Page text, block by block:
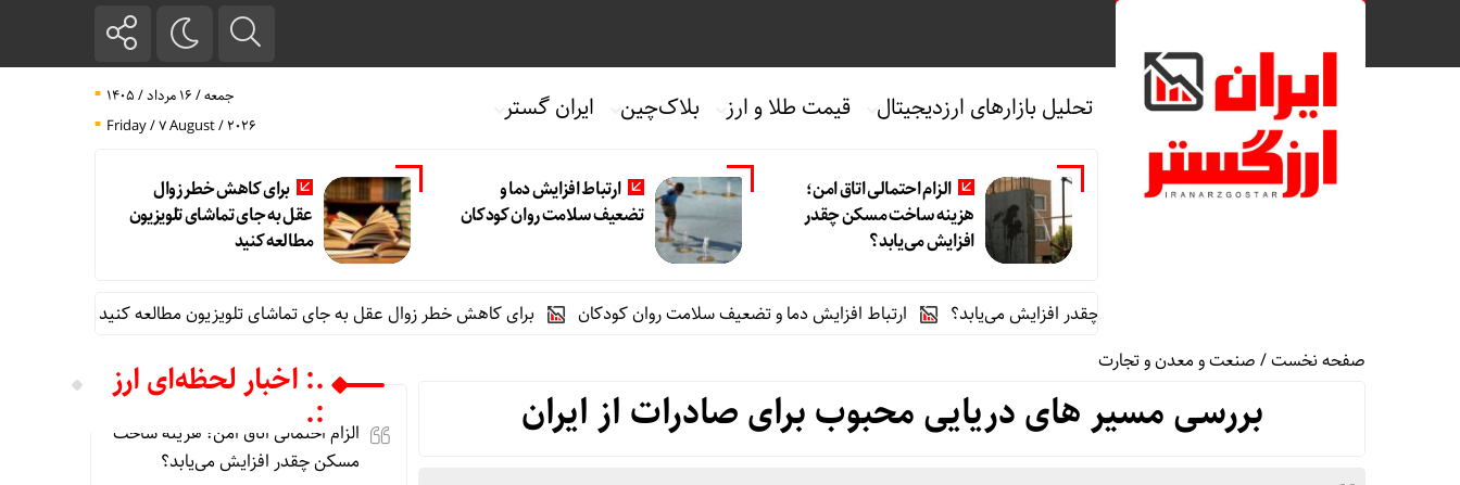
تحلیل بازارهای ارزدیجیتال قیمت طلا و ارز بلاک‌چین ایران گستر
جمعه / ۱۶ مرداد / ۱۴۰۵
Friday / 7 August / 2026
الزام احتمالی اتاق امن؛
هزینه ساخت مسکن چقدر
افزایش می‌یابد؟
ارتباط افزایش دما و
تضعیف سلامت روان کودکان
برای کاهش خطر زوال
عقل به جای تماشای تلویزیون
مطالعه کنید
احتمالی اتاق امن؛ هزینه ساخت مسکن چقدر افزایش می‌یابد؟ ارتباط افزایش دما و تضعیف سلامت روان کودکان برای کاهش خطر زوال عقل به جای تماشای تلویزیون مطالعه کنید
شفافیت و مدیریت
صفحه نخست/صنعت و معدن و تجارت
بررسی مسیر های دریایی محبوب برای صادرات از ایران
.: اخبار لحظه‌ای ارز
:.
الزام احتمالی اتاق امن؛ هزینه ساخت
مسکن چقدر افزایش می‌یابد؟